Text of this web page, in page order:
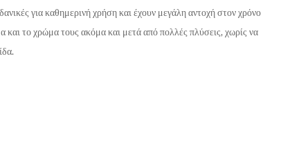
για καθημερινή χρήση και έχουν μεγάλη αντοχή στον χρόνο
και το χρώμα τους ακόμα και μετά από πολλές πλύσεις, χωρίς να